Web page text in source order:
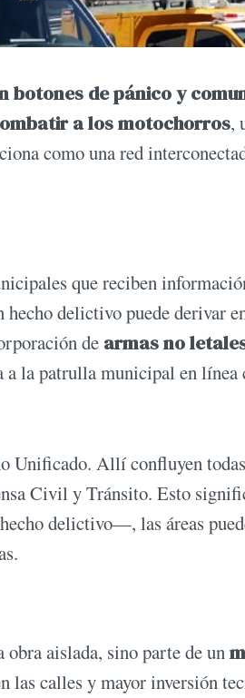
botones de pánico y
a los motochorros,
como una red
que reciben
delictivo puede derivar
de armas no
a la patrulla municipal en línea
Unificado. Allí confluyen
Civil y Tránsito. Esto
delictivo—, las áreas
aislada, sino parte de un
las calles y mayor inversión